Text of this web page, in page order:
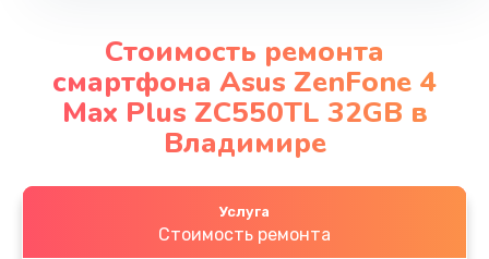
Стоимость ремонта
смартфона Asus ZenFone 4
Max Plus ZC550TL 32GB в
Владимире
Услуга
Стоимость ремонта